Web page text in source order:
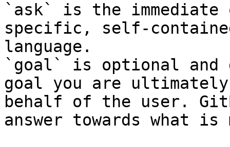
`ask` is the
specific, self-
language.
`goal` is optional and
goal you are
behalf of the user.
answer towards what